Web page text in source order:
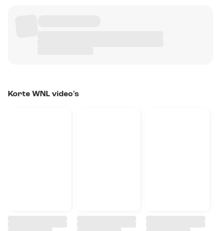
Korte WNL video's